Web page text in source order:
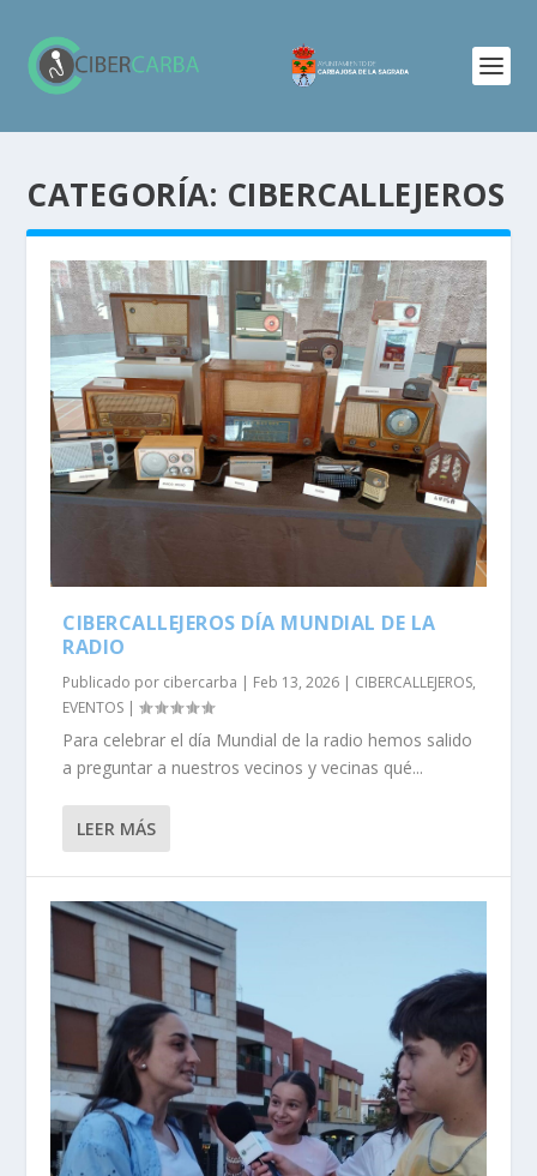
CATEGORÍA: CIBERCALLEJEROS
CIBERCALLEJEROS DÍA MUNDIAL DE LA
RADIO
Publicado por cibercarba | Feb 13, 2026 | CIBERCALLEJEROS,
EVENTOS |
Para celebrar el día Mundial de la radio hemos salido
a preguntar a nuestros vecinos y vecinas qué...
LEER MÁS